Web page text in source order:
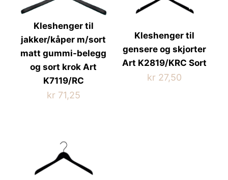
Kleshenger til
jakker/kåper m/sort
matt gummi-belegg
og sort krok Art
K7119/RC
kr 71,25
Kleshenger til
gensere og skjorter
Art K2819/KRC Sort
kr 27,50